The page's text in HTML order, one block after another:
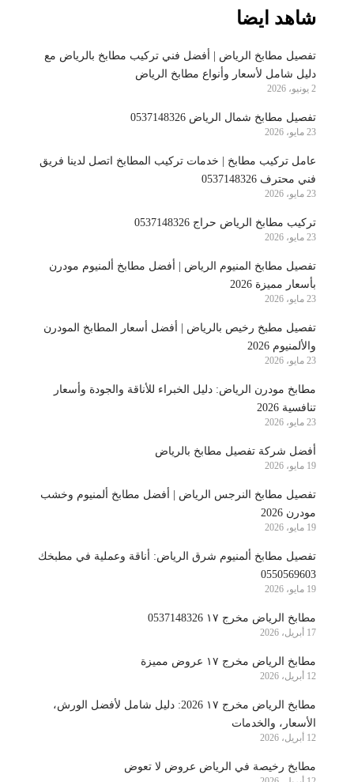
شاهد ايضا
تفصيل مطابخ الرياض | أفضل فني تركيب مطابخ بالرياض مع
دليل شامل لأسعار وأنواع مطابخ الرياض
2 يونيو، 2026
تفصيل مطابخ شمال الرياض 0537148326
23 مايو، 2026
عامل تركيب مطابخ | خدمات تركيب المطابخ اتصل لدينا فريق
فني محترف 0537148326
23 مايو، 2026
تركيب مطابخ الرياض حراج 0537148326
23 مايو، 2026
تفصيل مطابخ المنيوم الرياض | أفضل مطابخ ألمنيوم مودرن
بأسعار مميزة 2026
23 مايو، 2026
تفصيل مطبخ رخيص بالرياض | أفضل أسعار المطابخ المودرن
والألمنيوم 2026
23 مايو، 2026
مطابخ مودرن الرياض: دليل الخبراء للأناقة والجودة وأسعار
تنافسية 2026
23 مايو، 2026
أفضل شركة تفصيل مطابخ بالرياض
19 مايو، 2026
تفصيل مطابخ النرجس الرياض | أفضل مطابخ ألمنيوم وخشب
مودرن 2026
19 مايو، 2026
تفصيل مطابخ ألمنيوم شرق الرياض: أناقة وعملية في مطبخك
0550569603
19 مايو، 2026
مطابخ الرياض مخرج ١٧ 0537148326
17 أبريل، 2026
مطابخ الرياض مخرج ١٧ عروض مميزة
12 أبريل، 2026
مطابخ الرياض مخرج ١٧ 2026: دليل شامل لأفضل الورش،
الأسعار، والخدمات
12 أبريل، 2026
مطابخ رخيصة في الرياض عروض لا تعوض